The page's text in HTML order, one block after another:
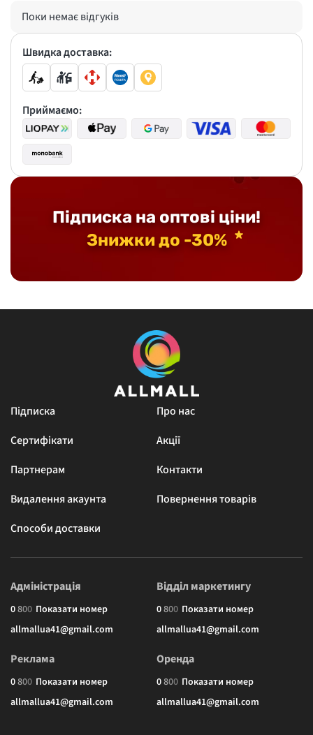
Поки немає відгуків
Підписка на оптові ціни!
Знижки до -30%
Швидка доставка:
Приймаємо:
Підписка
Про нас
Сертифікати
Акції
Партнерам
Контакти
Видалення акаунта
Повернення товарів
Способи доставки
Адміністрація
0800 Показати номер
allmallua41@gmail.com
Відділ маркетингу
0800 Показати номер
allmallua41@gmail.com
Реклама
0800 Показати номер
allmallua41@gmail.com
Оренда
0800 Показати номер
allmallua41@gmail.com